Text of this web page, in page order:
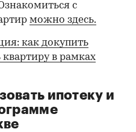
с
можно здесь.
как докупить
в рамках
ипотеку и